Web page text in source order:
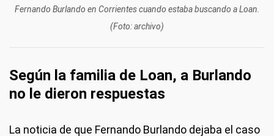
Fernando Burlando en Corrientes cuando estaba buscando a Loan.
(Foto: archivo)
Según la familia de Loan, a Burlando
no le dieron respuestas
La noticia de que Fernando Burlando dejaba el caso